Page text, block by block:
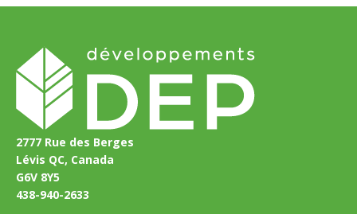
2777 Rue des Berges
Lévis QC, Canada
G6V 8Y5
438-940-2633